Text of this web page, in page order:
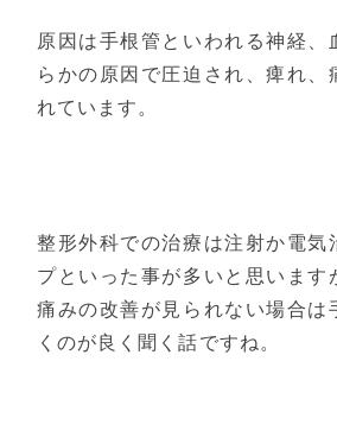
原因は手根管といわれる神経、
らかの原因で圧迫され、痺れ、
れています。
整形外科での治療は注射か電気
プといった事が多いと思います
痛みの改善が見られない場合は
くのが良く聞く話ですね。